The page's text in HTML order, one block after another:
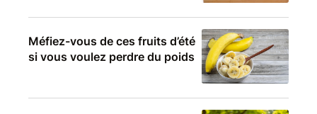
Méfiez-vous de ces fruits d’été
si vous voulez perdre du poids